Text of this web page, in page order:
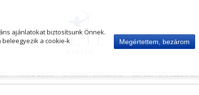
HUGO BOSS GYÉMÁNT-DRÁGAKŐ EGYEDI TERVEZÉSŰ
ajánlatokat biztosítsunk Önnek.
a cookie-k
Megértettem, bezárom